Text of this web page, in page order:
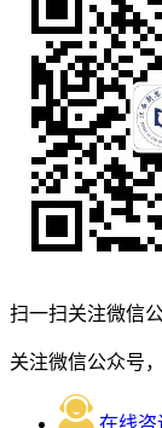
扫一扫关注微信
关注微信公众号
在线咨